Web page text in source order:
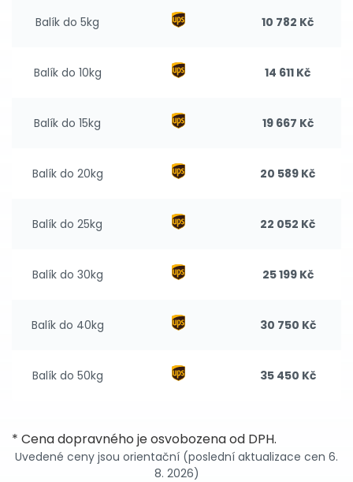
Balík do 5kg 10 782 Kč
Balík do 10kg 14 611 Kč
Balík do 15kg 19 667 Kč
Balík do 20kg 20 589 Kč
Balík do 25kg 22 052 Kč
Balík do 30kg 25 199 Kč
Balík do 40kg 30 750 Kč
Balík do 50kg 35 450 Kč
* Cena dopravného je osvobozena od DPH.
Uvedené ceny jsou orientační (poslední aktualizace cen 6.
8. 2026)